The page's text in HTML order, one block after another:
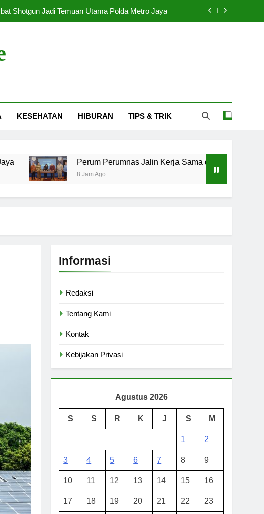
Shotgun Jadi Temuan Utama Polda Metro Jaya
Investor Amati Sentimen Global dan Domestik
SPPG Diberhentikan Karena Terlibat Judi Online
KESEHATAN HIBURAN TIPS & TRIK
Perum Perumnas Jalin Kerja Sama dengan Swasta untuk
8 Jam Ago
Informasi
Redaksi
Tentang Kami
Kontak
Kebijakan Privasi
Agustus 2026
S S R K J S M
1 2
3 4 5 6 7 8 9
10 11 12 13 14 15 16
17 18 19 20 21 22 23